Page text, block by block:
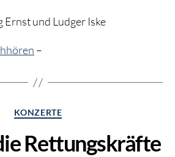
Ernst und Ludger Iske
–
Kategorien
KONZERTE
Rettungskräfte